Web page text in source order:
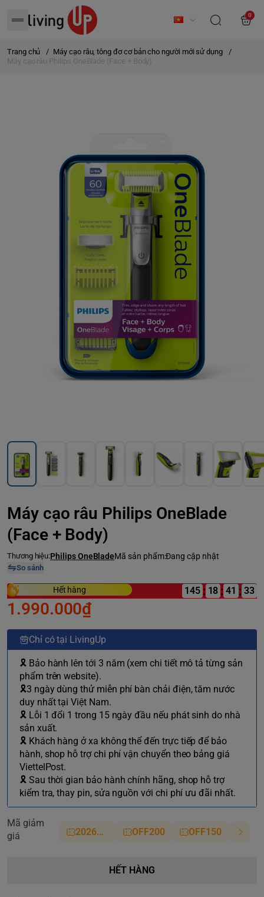
0
Trang chủ / Máy cạo râu, tông đơ cơ bản cho người mới sử dụng
/
Máy cạo râu Philips OneBlade (Face + Body)
Máy cạo râu Philips OneBlade
(Face + Body)
Thương hiệu:Philips OneBladeMã sản phẩm:Đang cập nhật
So sánh
Hết hàng 145 : 18 : :
1.990.000₫
Chỉ có tại LivingUp
🎗 Bảo hành lên tới 3 năm (xem chi tiết mô tả từng sản
phẩm trên website).
🎗3 ngày dùng thử miễn phí bàn chải điện, tăm nước
duy nhất tại Việt Nam.
🎗 Lỗi 1 đổi 1 trong 15 ngày đầu nếu phát sinh do nhà
sản xuất.
🎗 Khách hàng ở xa không thể đến trực tiếp để bảo
hành, shop hỗ trợ chi phí vận chuyển theo bảng giá
ViettelPost.
🎗 Sau thời gian bảo hành chính hãng, shop hỗ trợ
kiểm tra, thay pin, sửa nguồn với chi phí ưu đãi nhất.
Mã giảm
giá
2026NM OFF200 OFF150
HẾT HÀNG